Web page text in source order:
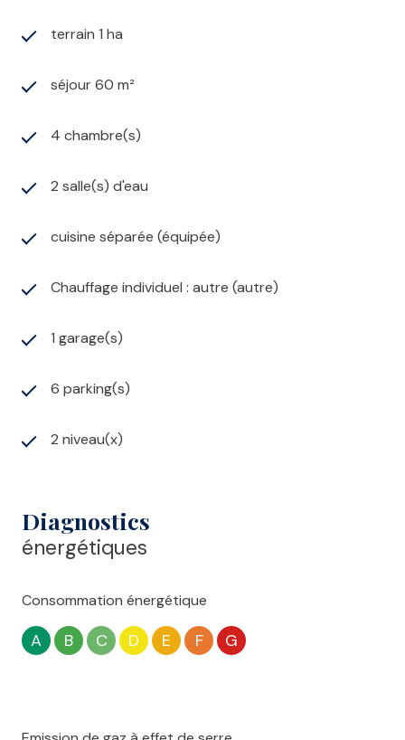
terrain 1 ha
séjour 60 m²
4 chambre(s)
2 salle(s) d'eau
cuisine séparée (équipée)
Chauffage individuel : autre (autre)
1 garage(s)
6 parking(s)
2 niveau(x)
Diagnostics
énergétiques
Consommation énergétique
A B C D E F G